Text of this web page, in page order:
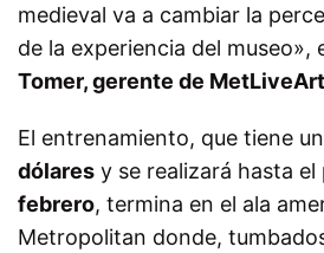
medieval va a cambiar la
de la experiencia del museo»,
Tomer, gerente de
El entrenamiento, que tiene
dólares y se realizará hasta el
febrero, termina en el ala
Metropolitan donde,